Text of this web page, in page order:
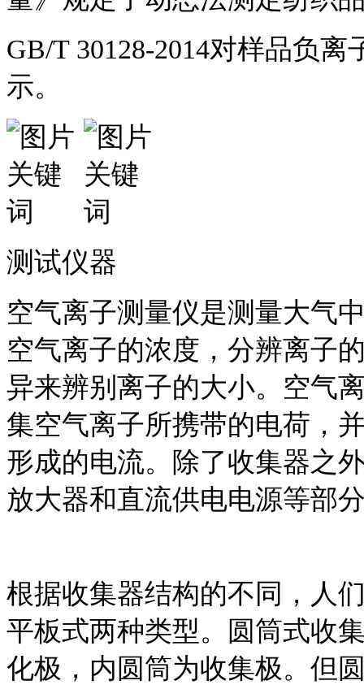
GB/T 30128-2014对样品负
示。
测试仪器
空气离子测量仪是测量大气
空气离子的浓度，分辨离子
异来辨别离子的大小。空气
集空气离子所携带的电荷，
形成的电流。除了收集器之
放大器和直流供电电源等部
根据收集器结构的不同，人
平板式两种类型。圆筒式收
化极，内圆筒为收集极。但